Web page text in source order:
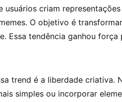
usuários criam
O objetivo é
Essa tendência ganhou
trend é a liberdade criativa.
simples ou incorporar